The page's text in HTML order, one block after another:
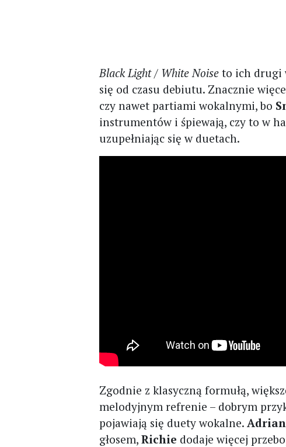
Black Light / White Noise to ich drugi
się od czasu debiutu. Znacznie
czy nawet partiami wokalnymi, bo
instrumentów i śpiewają, czy to w
uzupełniając się w duetach.
Zgodnie z klasyczną formułą,
melodyjnym refrenie – dobrym
pojawiają się duety wokalne.Adrian
głosem,Richie dodaje więcej